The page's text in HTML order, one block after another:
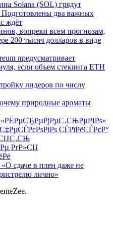
Solana (SOL) грядут
два важных
ждёт
вопреки всем прогнозам,
200 тысяч долларов в виде
предусматривает
если объем стекинга ETH
лидеров по числу
природные ароматы
«РЁРµСЂРµРјРµС‚СЊРµРІРѕ»
СЃРїРёСЃРєР°
РґР»СЏ
сдаче в плен даже не
лично»